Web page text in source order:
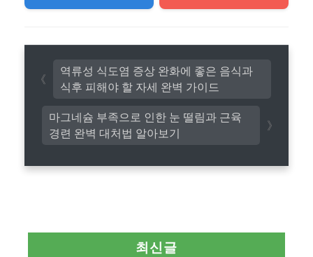
마그네슘 부족으로 인한 눈 떨림과 근육
경련 완벽 대처법 알아보기
역류성 식도염 증상 완화에 좋은 음식과
식후 피해야 할 자세 완벽 가이드
최신글